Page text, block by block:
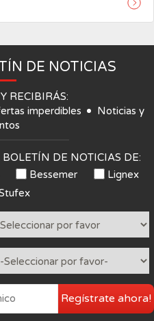
DE NOTICIAS
RECIBIRÁS:
imperdibles
Noticias y
DE NOTICIAS DE:
Bessemer
Lignex
Regístrate ahora!